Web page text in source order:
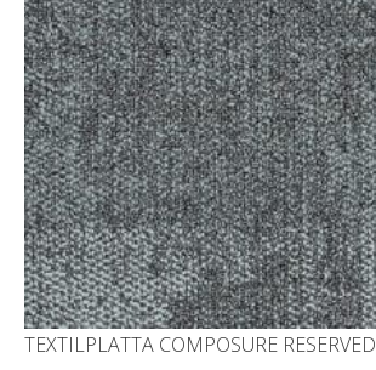
TEXTILPLATTA COMPOSURE RESERVED